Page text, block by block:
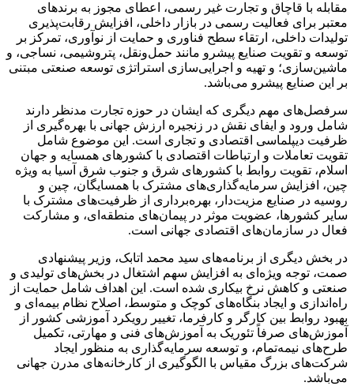
مقابله با قاچاق و تجارت غیر رسمی، اعطای مجوز به برندهای
معتبر برای فعالیت رسمی در بازار داخلی، افزایش رقابت‌پذیری
تولیدات داخلی، ارتقاء سطح فناوری و حمایت از نوآوری، تمرکز بر
توسعه و تقویت صنایع پیشرو مانند حمل‌ونقل، پتروشیمی، نساجی، و
ماشین‌سازی؛ و تهیه و اجرایی‌سازی استراتژی توسعه صنعتی مبتنی
بر این صنایع پیشرو می‌باشد.
سرفصل‌های مهم دیگری که ایشان در حوزه تجارت مدنظر دارند
شامل ورود و ایفای نقش در زنجیره ارزش جهانی با بهره‌گیری از
ظرفیت دیپلماسی اقتصادی و تجاری است. این موضوع شامل
تقویت تعاملات و ارتباطات اقتصادی با کشورهای همسایه و جهان
اسلام، تقویت روابط با کشورهای شرق و جنوب شرق آسیا به ویژه
چین، افزایش سرمایه‌گذاری‌های مشترک با همسایگان، چین و
روسیه در صنایع مزیت‌دار، بهره‌برداری از ظرفیت‌های مشترک با
سایر کشورها، عضویت موثر در پیمان‌های منطقه‌ای، و مشارکت
فعال در سازمان‌های اقتصادی جهانی است.
در بخش دیگری از برنامه‌های سید محمد اتابک، وزیر پیشنهادی
صمت، توجه ویژه‌ای به افزایش سهم اشتغال در بخش‌های تولیدی و
صنعتی و کاهش نرخ بیکاری شده است. این اهداف شامل حمایت از
راه‌اندازی و ایجاد بنگاه‌های کوچک و متوسط، اصلاح نظام بیمه‌ای و
بهبود روابط بین کارگر و کارفرما، تغییر رویکرد آموزشی کشور از
آموزش‌های صرفاً تئوریک به آموزش‌های فنی و مهارتی، تکمیل
طرح‌های نیمه‌تمام، و توسعه سرمایه‌گذاری به منظور ایجاد
شرکت‌های بزرگ مقیاس با الگوگیری از کارخانه‌های مدرن جهانی
می‌باشد.